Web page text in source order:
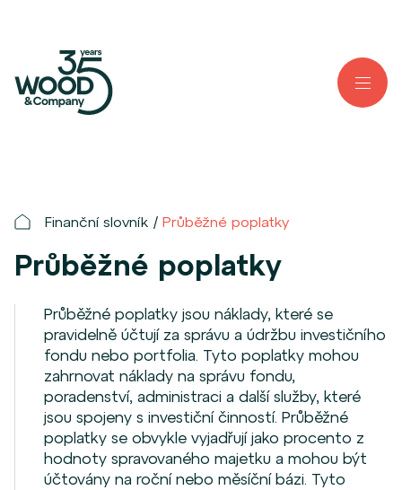
Finanční slovník Průběžné poplatky
Průběžné poplatky
Průběžné poplatky jsou náklady, které se
pravidelně účtují za správu a údržbu investičního
fondu nebo portfolia. Tyto poplatky mohou
zahrnovat náklady na správu fondu,
poradenství, administraci a další služby, které
jsou spojeny s investiční činností. Průběžné
poplatky se obvykle vyjadřují jako procento z
hodnoty spravovaného majetku a mohou být
účtovány na roční nebo měsíční bázi. Tyto